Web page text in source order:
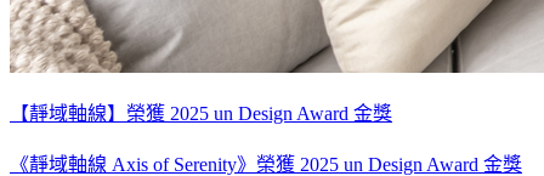
【靜域軸線】榮獲 2025 un Design Award 金獎
《靜域軸線 Axis of Serenity》榮獲 2025 un Design Award 金獎